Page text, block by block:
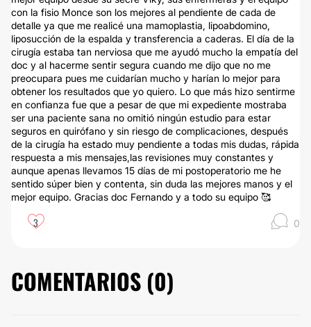
con la fisio Monce son los mejores al pendiente de cada de
detalle ya que me realicé una mamoplastia, lipoabdomino,
liposucción de la espalda y transferencia a caderas. El día de la
cirugía estaba tan nerviosa que me ayudó mucho la empatía del
doc y al hacerme sentir segura cuando me dijo que no me
preocupara pues me cuidarían mucho y harían lo mejor para
obtener los resultados que yo quiero. Lo que más hizo sentirme
en confianza fue que a pesar de que mi expediente mostraba
ser una paciente sana no omitió ningún estudio para estar
seguros en quirófano y sin riesgo de complicaciones, después
de la cirugía ha estado muy pendiente a todas mis dudas, rápida
respuesta a mis mensajes,las revisiones muy constantes y
aunque apenas llevamos 15 días de mi postoperatorio me he
sentido súper bien y contenta, sin duda las mejores manos y el
mejor equipo. Gracias doc Fernando y a todo su equipo 🥰
3 0
COMENTARIOS (0)